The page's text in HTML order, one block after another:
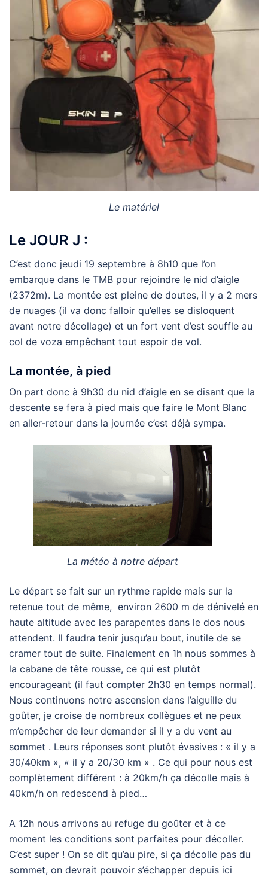
Le matériel
Le JOUR J :
C’est donc jeudi 19 septembre à 8h10 que l’on
embarque dans le TMB pour rejoindre le nid d’aigle
(2372m). La montée est pleine de doutes, il y a 2 mers
de nuages (il va donc falloir qu’elles se disloquent
avant notre décollage) et un fort vent d’est souffle au
col de voza empêchant tout espoir de vol.
La montée, à pied
On part donc à 9h30 du nid d’aigle en se disant que la
descente se fera à pied mais que faire le Mont Blanc
en aller-retour dans la journée c’est déjà sympa.
La météo à notre départ
Le départ se fait sur un rythme rapide mais sur la
retenue tout de même, environ 2600 m de dénivelé en
haute altitude avec les parapentes dans le dos nous
attendent. Il faudra tenir jusqu’au bout, inutile de se
cramer tout de suite. Finalement en 1h nous sommes à
la cabane de tête rousse, ce qui est plutôt
encourageant (il faut compter 2h30 en temps normal).
Nous continuons notre ascension dans l’aiguille du
goûter, je croise de nombreux collègues et ne peux
m’empêcher de leur demander si il y a du vent au
sommet . Leurs réponses sont plutôt évasives : « il y a
30/40km », « il y a 20/30 km » . Ce qui pour nous est
complètement différent : à 20km/h ça décolle mais à
40km/h on redescend à pied…
A 12h nous arrivons au refuge du goûter et à ce
moment les conditions sont parfaites pour décoller.
C’est super ! On se dit qu’au pire, si ça décolle pas du
sommet, on devrait pouvoir s’échapper depuis ici